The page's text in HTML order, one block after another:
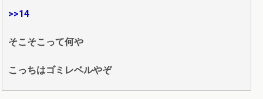
>>14
そこそこって何や
こっちはゴミレベルやぞ